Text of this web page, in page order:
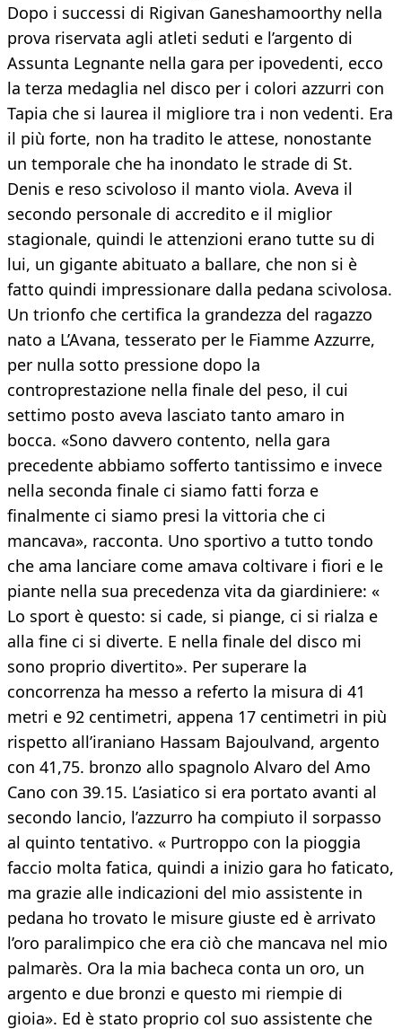
Dopo i successi di Rigivan Ganeshamoorthy nella
prova riservata agli atleti seduti e l’argento di
Assunta Legnante nella gara per ipovedenti, ecco
la terza medaglia nel disco per i colori azzurri con
Tapia che si laurea il migliore tra i non vedenti. Era
il più forte, non ha tradito le attese, nonostante
un temporale che ha inondato le strade di St.
Denis e reso scivoloso il manto viola. Aveva il
secondo personale di accredito e il miglior
stagionale, quindi le attenzioni erano tutte su di
lui, un gigante abituato a ballare, che non si è
fatto quindi impressionare dalla pedana scivolosa.
Un trionfo che certifica la grandezza del ragazzo
nato a L’Avana, tesserato per le Fiamme Azzurre,
per nulla sotto pressione dopo la
controprestazione nella finale del peso, il cui
settimo posto aveva lasciato tanto amaro in
bocca. «Sono davvero contento, nella gara
precedente abbiamo sofferto tantissimo e invece
nella seconda finale ci siamo fatti forza e
finalmente ci siamo presi la vittoria che ci
mancava», racconta. Uno sportivo a tutto tondo
che ama lanciare come amava coltivare i fiori e le
piante nella sua precedenza vita da giardiniere: «
Lo sport è questo: si cade, si piange, ci si rialza e
alla fine ci si diverte. E nella finale del disco mi
sono proprio divertito». Per superare la
concorrenza ha messo a referto la misura di 41
metri e 92 centimetri, appena 17 centimetri in più
rispetto all’iraniano Hassam Bajoulvand, argento
con 41,75. bronzo allo spagnolo Alvaro del Amo
Cano con 39.15. L’asiatico si era portato avanti al
secondo lancio, l’azzurro ha compiuto il sorpasso
al quinto tentativo. « Purtroppo con la pioggia
faccio molta fatica, quindi a inizio gara ho faticato,
ma grazie alle indicazioni del mio assistente in
pedana ho trovato le misure giuste ed è arrivato
l’oro paralimpico che era ciò che mancava nel mio
palmarès. Ora la mia bacheca conta un oro, un
argento e due bronzi e questo mi riempie di
gioia». Ed è stato proprio col suo assistente che